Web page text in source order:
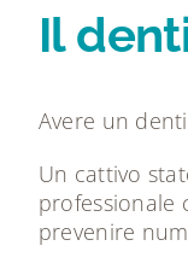
Il
Avere un
Un cattivo
professionale
prevenire